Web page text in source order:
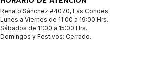
Renato Sánchez #4070, Las Condes
Lunes a Viernes de 11:00 a 19:00 Hrs.
Sábados de 11:00 a 15:00 Hrs.
Domingos y Festivos: Cerrado.